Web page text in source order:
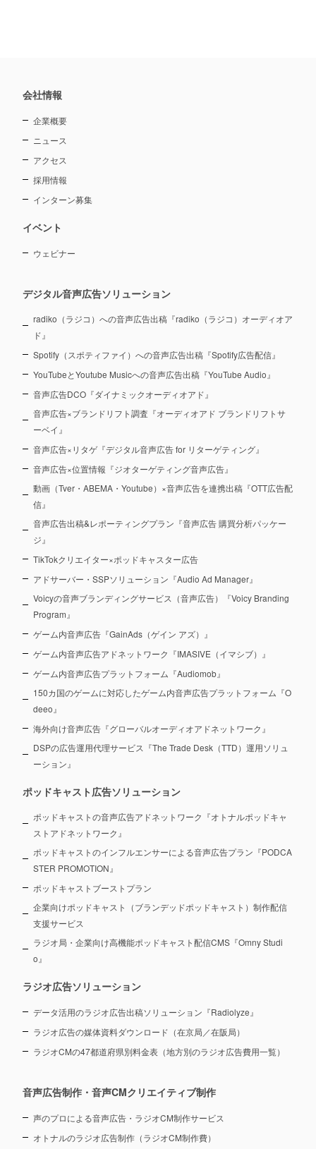
会社情報
企業概要
ニュース
アクセス
採用情報
インターン募集
イベント
ウェビナー
デジタル音声広告ソリューション
radiko（ラジコ）への音声広告出稿『radiko（ラジコ）オーディオア
ド』
Spotify（スポティファイ）への音声広告出稿『Spotify広告配信』
YouTubeとYoutube Musicへの音声広告出稿『YouTube Audio』
音声広告DCO『ダイナミックオーディオアド』
音声広告×ブランドリフト調査『オーディオアド ブランドリフトサ
ーベイ』
音声広告×リタゲ『デジタル音声広告 for リターゲティング』
音声広告×位置情報『ジオターゲティング音声広告』
動画（Tver・ABEMA・Youtube）×音声広告を連携出稿『OTT広告配
信』
音声広告出稿&レポーティングプラン『音声広告 購買分析パッケー
ジ』
TikTokクリエイター×ポッドキャスター広告
アドサーバー・SSPソリューション『Audio Ad Manager』
Voicyの音声ブランディングサービス（音声広告）『Voicy Branding
Program』
ゲーム内音声広告『GainAds（ゲイン アズ）』
ゲーム内音声広告アドネットワーク『IMASIVE（イマシブ）』
ゲーム内音声広告プラットフォーム『Audiomob』
150カ国のゲームに対応したゲーム内音声広告プラットフォーム『O
deeo』
海外向け音声広告『グローバルオーディオアドネットワーク』
DSPの広告運用代理サービス『The Trade Desk（TTD）運用ソリュ
ーション』
ポッドキャスト広告ソリューション
ポッドキャストの音声広告アドネットワーク『オトナルポッドキャ
ストアドネットワーク』
ポッドキャストのインフルエンサーによる音声広告プラン『PODCA
STER PROMOTION』
ポッドキャストブーストプラン
企業向けポッドキャスト（ブランデッドポッドキャスト）制作配信
支援サービス
ラジオ局・企業向け高機能ポッドキャスト配信CMS『Omny Studi
o』
ラジオ広告ソリューション
データ活用のラジオ広告出稿ソリューション『Radiolyze』
ラジオ広告の媒体資料ダウンロード（在京局／在阪局）
ラジオCMの47都道府県別料金表（地方別のラジオ広告費用一覧）
音声広告制作・音声CMクリエイティブ制作
声のプロによる音声広告・ラジオCM制作サービス
オトナルのラジオ広告制作（ラジオCM制作費）